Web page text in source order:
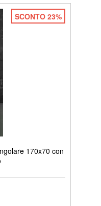
SCONTO 23%
170x70 con